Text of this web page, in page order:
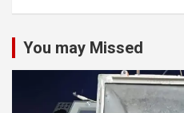
You may Missed